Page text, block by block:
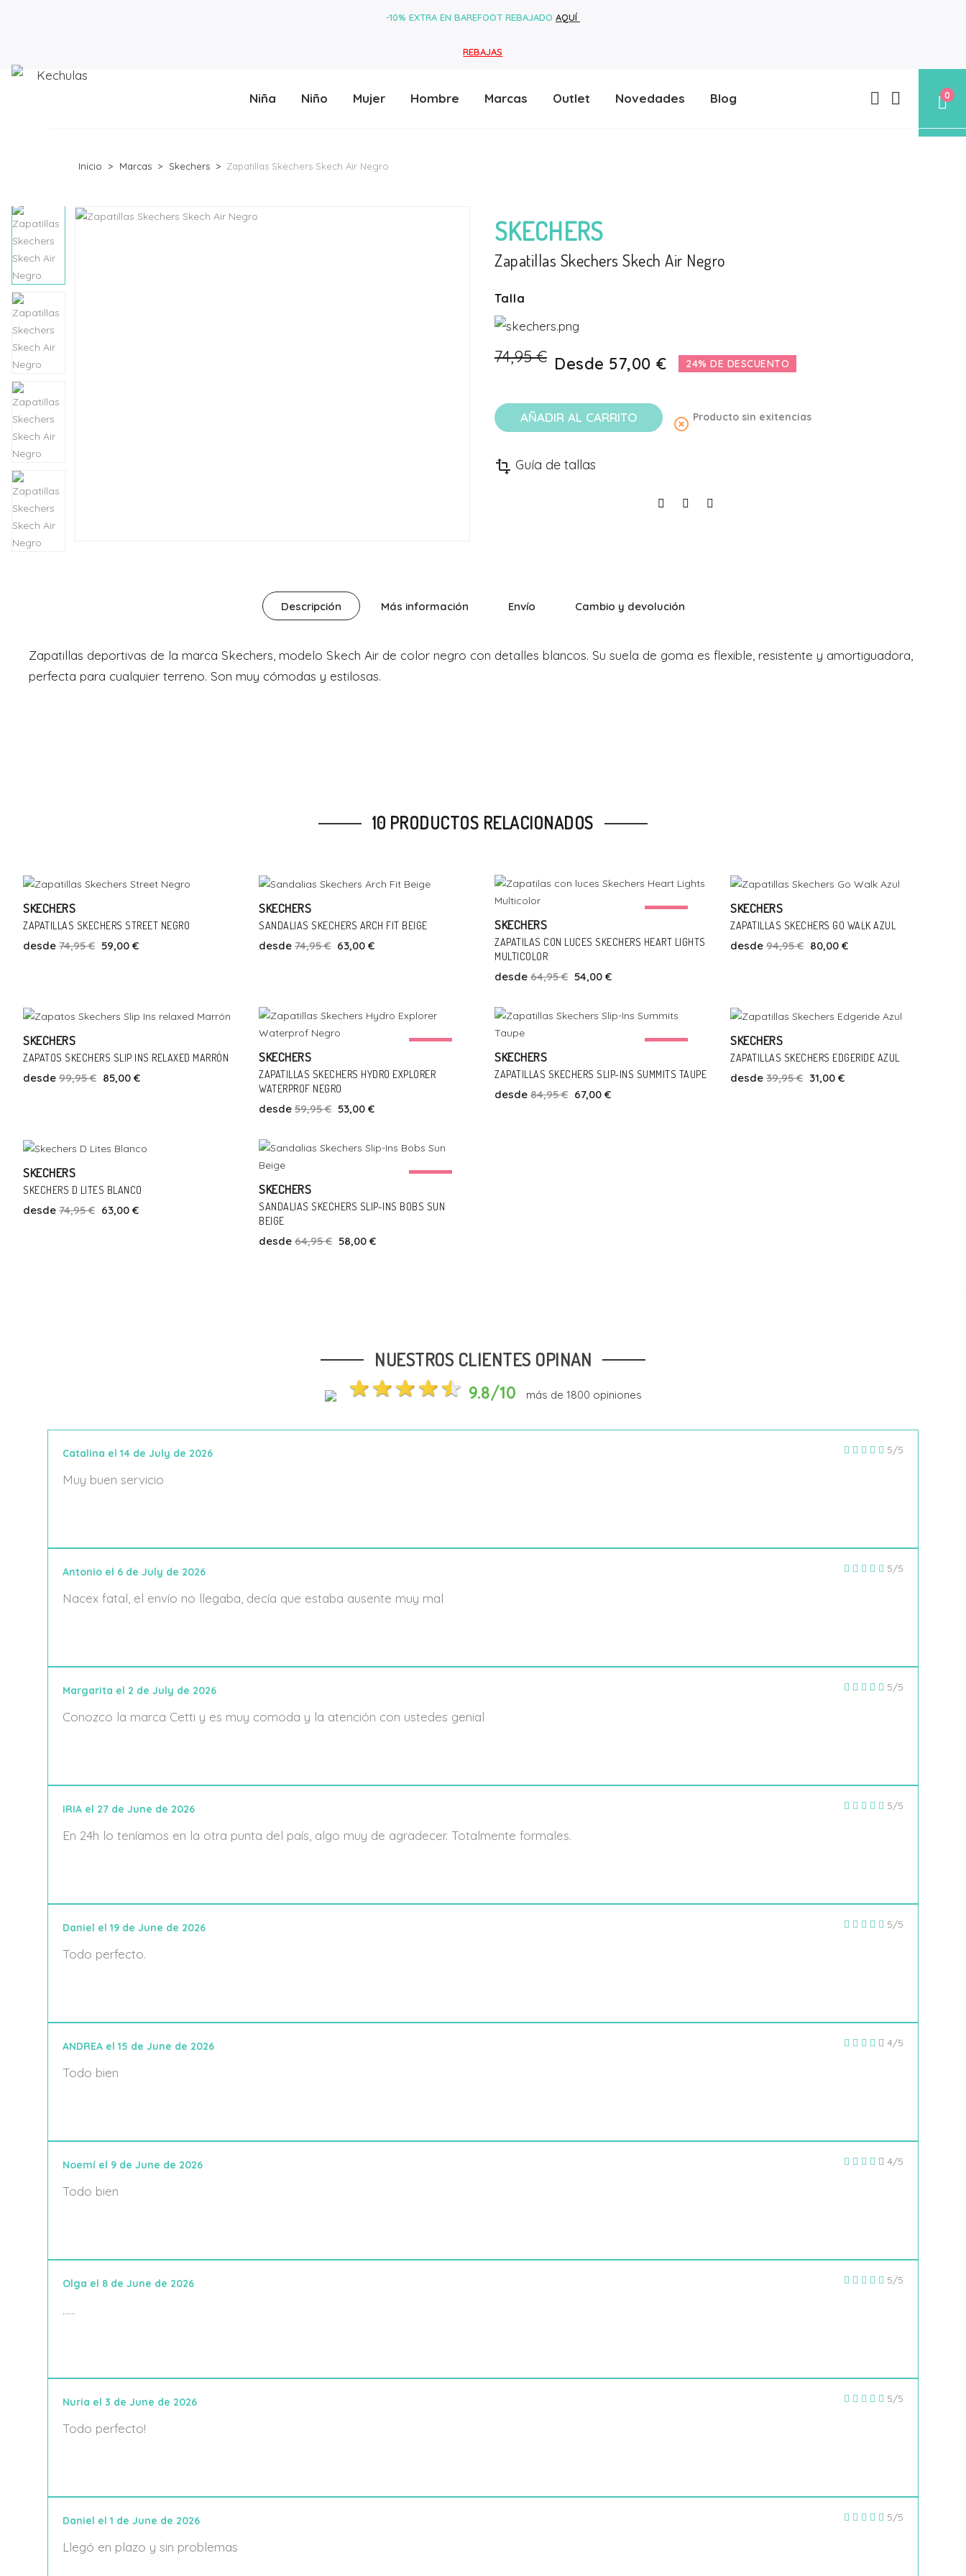
-10% EXTRA EN BAREFOOT REBAJADO AQUÍ
REBAJAS
Niña Niño Mujer Hombre Marcas Outlet Novedades Blog 0
Inicio Marcas Skechers Zapatillas Skechers Skech Air Negro
SKECHERS
Zapatillas Skechers Skech Air Negro
Talla
74,95 € Desde 57,00 € 24% DE DESCUENTO
AÑADIR AL CARRITO highlight_off Producto sin exitencias
transform Guía de tallas
Descripción Más información Envío Cambio y devolución
Zapatillas deportivas de la marca Skechers, modelo Skech Air de color negro con detalles blancos. Su suela de goma es flexible, resistente y amortiguadora,
perfecta para cualquier terreno. Son muy cómodas y estilosas.
10 PRODUCTOS RELACIONADOS
Talla
SKECHERS
ZAPATILLAS SKECHERS STREET NEGRO
desde 74,95 € 59,00 €
Talla
SKECHERS
SANDALIAS SKECHERS ARCH FIT BEIGE
desde 74,95 € 63,00 €
SKECHERS
ZAPATILAS CON LUCES SKECHERS HEART LIGHTS
MULTICOLOR
desde 64,95 € 54,00 €
Talla
SKECHERS
ZAPATILLAS SKECHERS GO WALK AZUL
desde 94,95 € 80,00 €
Talla
SKECHERS
ZAPATOS SKECHERS SLIP INS RELAXED MARRÓN
desde 99,95 € 85,00 €
SKECHERS
ZAPATILLAS SKECHERS HYDRO EXPLORER
WATERPROF NEGRO
desde 59,95 € 53,00 €
SKECHERS
ZAPATILLAS SKECHERS SLIP-INS SUMMITS TAUPE
desde 84,95 € 67,00 €
Talla
SKECHERS
ZAPATILLAS SKECHERS EDGERIDE AZUL
desde 39,95 € 31,00 €
Talla
SKECHERS
SKECHERS D LITES BLANCO
desde 74,95 € 63,00 €
SKECHERS
SANDALIAS SKECHERS SLIP-INS BOBS SUN
BEIGE
desde 64,95 € 58,00 €
NUESTROS CLIENTES OPINAN
9.8/10 más de 1800 opiniones
Catalina el 14 de July de 2026 5/5
Muy buen servicio
Antonio el 6 de July de 2026 5/5
Nacex fatal, el envío no llegaba, decía que estaba ausente muy mal
Margarita el 2 de July de 2026 5/5
Conozco la marca Cetti y es muy comoda y la atención con ustedes genial
IRIA el 27 de June de 2026 5/5
En 24h lo teníamos en la otra punta del país, algo muy de agradecer. Totalmente formales.
Daniel el 19 de June de 2026 5/5
Todo perfecto.
ANDREA el 15 de June de 2026 4/5
Todo bien
Noemí el 9 de June de 2026 4/5
Todo bien
Olga el 8 de June de 2026 5/5
......
Nuria el 3 de June de 2026 5/5
Todo perfecto!
Daniel el 1 de June de 2026 5/5
Llegó en plazo y sin problemas